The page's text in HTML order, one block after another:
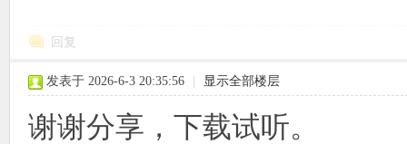
回复
发表于 2026-6-3 20:35:56 显示全部楼层
谢谢分享，下载试听。